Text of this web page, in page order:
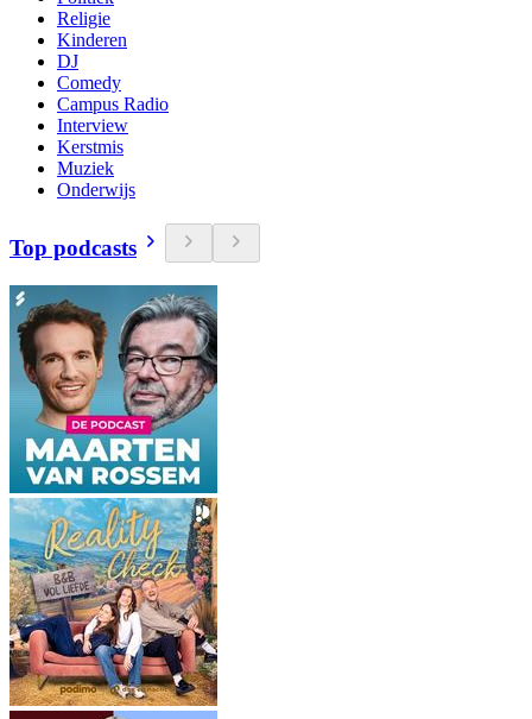
Religie
Kinderen
DJ
Comedy
Campus Radio
Interview
Kerstmis
Muziek
Onderwijs
Top podcasts